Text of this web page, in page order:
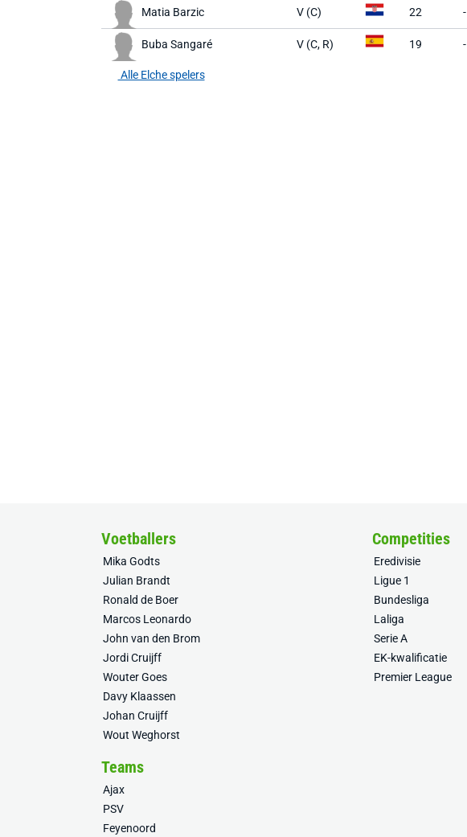
Matia Barzic V (C) 22 -
Buba Sangaré V (C, R) 19 -
Alle Elche spelers
Voetballers
Mika Godts
Julian Brandt
Ronald de Boer
Marcos Leonardo
John van den Brom
Jordi Cruijff
Wouter Goes
Davy Klaassen
Johan Cruijff
Wout Weghorst
Competities
Eredivisie
Ligue 1
Bundesliga
Laliga
Serie A
EK-kwalificatie
Premier League
Teams
Ajax
PSV
Feyenoord